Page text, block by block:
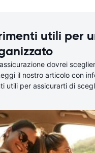
utili per
dovrei
il nostro articolo con
utili per assicurarti di